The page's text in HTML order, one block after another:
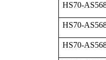
HS70-
HS70-
HS70-